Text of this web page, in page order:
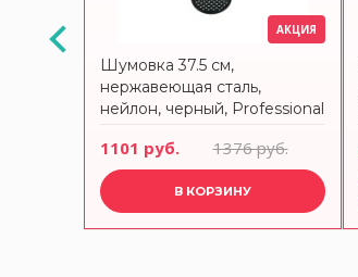
АКЦИЯ АКЦИЯ
Шумовка 37.5 см,
нержавеющая сталь,
нейлон, черный, Professional
1101 руб. 1376 руб.
В КОРЗИНУ